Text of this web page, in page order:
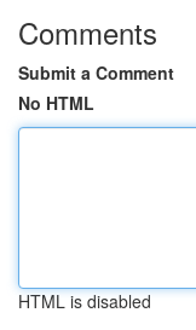
Comments
Submit a Comment
No HTML
HTML is disabled